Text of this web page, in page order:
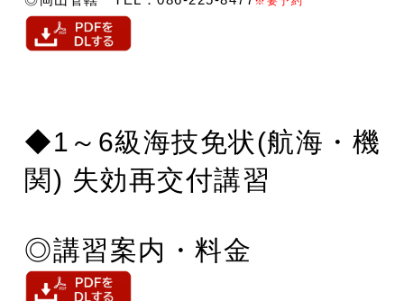
◆1～6級海技免状(航海・機
関) 失効再交付講習
◎講習案内・料金